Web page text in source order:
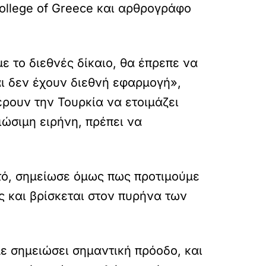
of Greece και αρθρογράφο
διεθνές δίκαιο, θα έπρεπε να
δεν έχουν διεθνή εφαρμογή»,
την Τουρκία να ετοιμάζει
ειρήνη, πρέπει να
σημείωσε όμως πως προτιμούμε
βρίσκεται στον πυρήνα των
σημειώσει σημαντική πρόοδο, και